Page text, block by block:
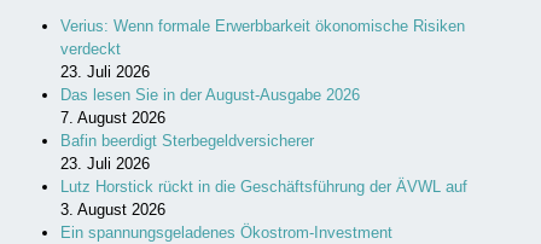
Verius: Wenn formale Erwerbbarkeit ökonomische Risiken
verdeckt
23. Juli 2026
Das lesen Sie in der August-Ausgabe 2026
7. August 2026
Bafin beerdigt Sterbegeldversicherer
23. Juli 2026
Lutz Horstick rückt in die Geschäftsführung der ÄVWL auf
3. August 2026
Ein spannungsgeladenes Ökostrom-Investment